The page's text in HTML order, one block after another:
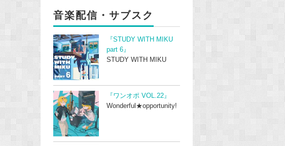
音楽配信・サブスク
『STUDY WITH MIKU
part 6』
STUDY WITH MIKU
『ワンオポ VOL.22』
Wonderful★opportunity!